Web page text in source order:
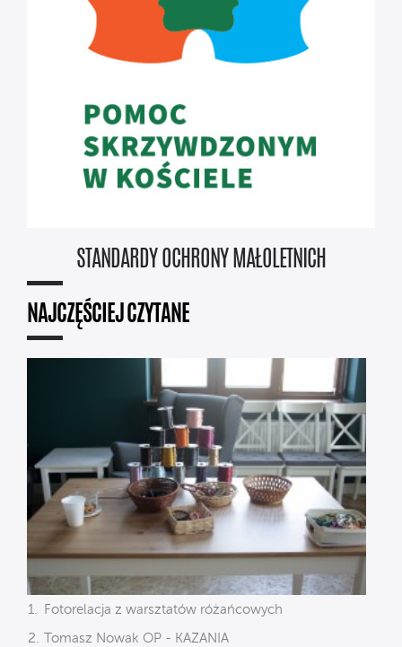
STANDARDY OCHRONY MAŁOLETNICH
NAJCZĘŚCIEJ CZYTANE
Fotorelacja z warsztatów różańcowych
Tomasz Nowak OP - KAZANIA